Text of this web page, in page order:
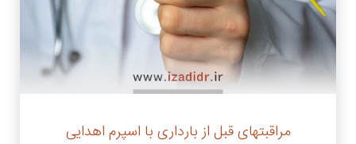
مراقبتهای قبل از بارداری با اسپرم اهدایی